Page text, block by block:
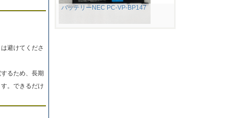
避けてくださ
るため、長期
。できるだけ
バッテリーNEC PC-VP-BP147